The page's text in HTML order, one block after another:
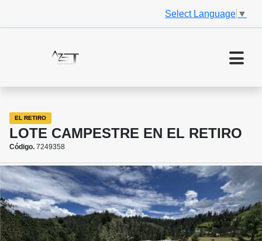
Select Language ▼
EL RETIRO
LOTE CAMPESTRE EN EL RETIRO
Código. 7249358